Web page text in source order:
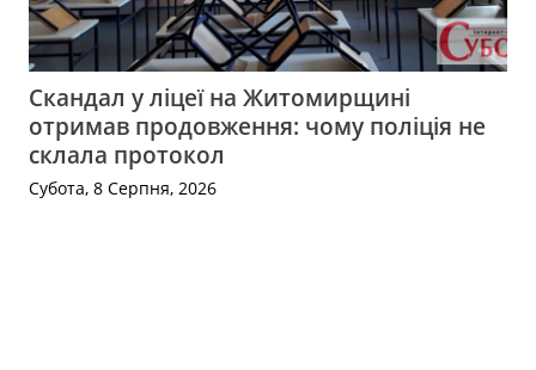
Скандал у ліцеї на Житомирщині
отримав продовження: чому поліція не
склала протокол
Субота, 8 Серпня, 2026